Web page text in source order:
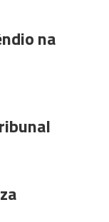
na